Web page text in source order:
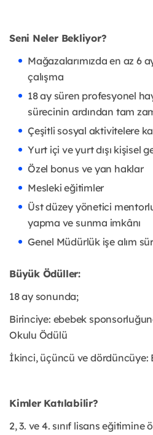
Seni Neler Bekliyor?
Mağazalarımızda en az 6
çalışma
18 ay süren profesyonel
sürecinin ardından tam
Çeşitli sosyal aktivitelere
Yurt içi ve yurt dışı kişisel
Özel bonus ve yan haklar
Mesleki eğitimler
Üst düzey yönetici
yapma ve sunma imkânı
Genel Müdürlük işe alım
Büyük Ödüller:
18 ay sonunda;
Birinciye: ebebek
Okulu Ödülü
İkinci, üçüncü ve dördüncüye:
Kimler Katılabilir?
2, 3. ve 4. sınıf lisans